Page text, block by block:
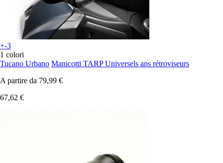
+-3
1 colori
Tucano Urbano Manicotti TARP Universels ans rétroviseurs
A partire da 79,99 €
67,62 €